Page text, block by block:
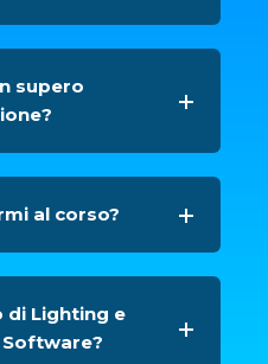
supero
al corso?
di Lighting e